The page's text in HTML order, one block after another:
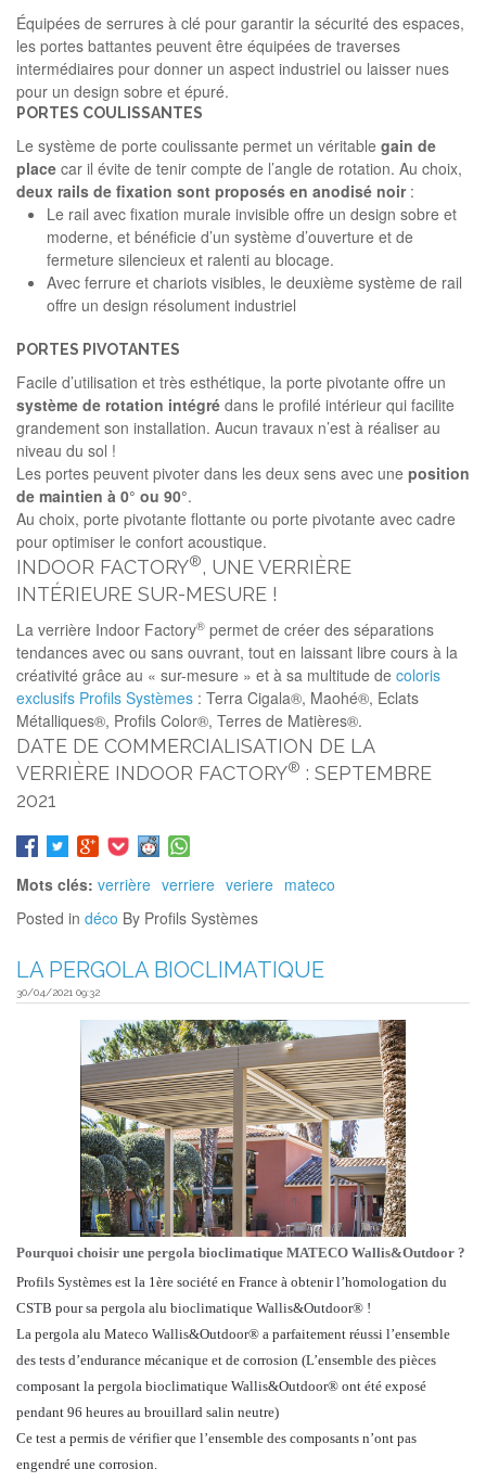
Équipées de serrures à clé pour garantir la sécurité des espaces,
les portes battantes peuvent être équipées de traverses
intermédiaires pour donner un aspect industriel ou laisser nues
pour un design sobre et épuré.
PORTES COULISSANTES
Le système de porte coulissante permet un véritable gain de
place car il évite de tenir compte de l’angle de rotation. Au choix,
deux rails de fixation sont proposés en anodisé noir:
Le rail avec fixation murale invisible offre un design sobre et
moderne, et bénéficie d’un système d’ouverture et de
fermeture silencieux et ralenti au blocage.
Avec ferrure et chariots visibles, le deuxième système de rail
offre un design résolument industriel
PORTES PIVOTANTES
Facile d’utilisation et très esthétique, la porte pivotante offre un
système de rotation intégré dans le profilé intérieur qui facilite
grandement son installation. Aucun travaux n’est à réaliser au
niveau du sol !
Les portes peuvent pivoter dans les deux sens avec une position
de maintien à 0° ou 90°.
Au choix, porte pivotante flottante ou porte pivotante avec cadre
pour optimiser le confort acoustique.
INDOOR FACTORY®, UNE VERRIÈRE
INTÉRIEURE SUR-MESURE !
La verrière Indoor Factory® permet de créer des séparations
tendances avec ou sans ouvrant, tout en laissant libre cours à la
créativité grâce au « sur-mesure » et à sa multitude de coloris
exclusifs Profils Systèmes : Terra Cigala®, Maohé®, Eclats
Métalliques®, Profils Color®, Terres de Matières®.
DATE DE COMMERCIALISATION DE LA
VERRIÈRE INDOOR FACTORY® : SEPTEMBRE
2021
Mots clés: verrière verriere veriere mateco
Posted in déco By Profils Systèmes
LA PERGOLA BIOCLIMATIQUE
30/04/2021 09:32
Pourquoi choisir une pergola bioclimatique MATECO Wallis&Outdoor ?
Profils Systèmes est la 1ère société en France à obtenir l’homologation du
CSTB pour sa pergola alu bioclimatique Wallis&Outdoor® !
La pergola alu Mateco Wallis&Outdoor® a parfaitement réussi l’ensemble
des tests d’endurance mécanique et de corrosion (L’ensemble des pièces
composant la pergola bioclimatique Wallis&Outdoor® ont été exposé
pendant 96 heures au brouillard salin neutre)
Ce test a permis de vérifier que l’ensemble des composants n’ont pas
engendré une corrosion.